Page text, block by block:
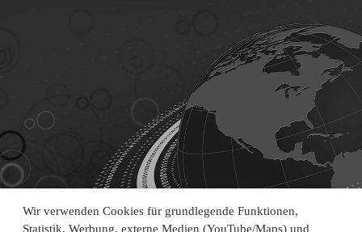
Wir verwenden Cookies für grundlegende Funktionen,
Statistik, Werbung, externe Medien (YouTube/Maps) und